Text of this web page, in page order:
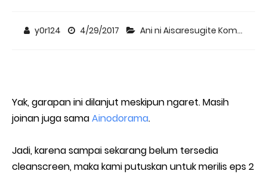
y0r124 4/29/2017 Ani ni Aisaresugite Komattemasu Live Action
Yak, garapan ini dilanjut meskipun ngaret. Masih
joinan juga samaAinodorama.
Jadi, karena sampai sekarang belum tersedia
cleanscreen, maka kami putuskan untuk merilis eps 2